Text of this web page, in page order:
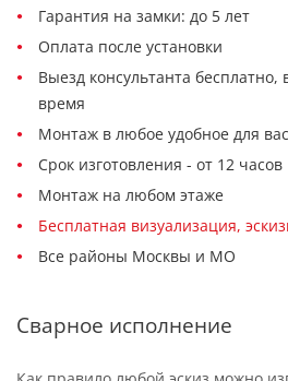
Гарантия на замки: до 5 лет
Оплата после установки
Выезд консультанта бесплатно,
время
Монтаж в любое удобное для
Срок изготовления - от 12 часов
Монтаж на любом этаже
Бесплатная визуализация,
Все районы Москвы и МО
Сварное исполнение